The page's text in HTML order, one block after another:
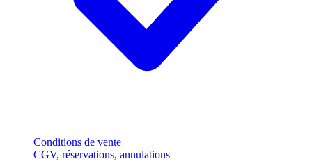
Conditions de vente
CGV, réservations, annulations